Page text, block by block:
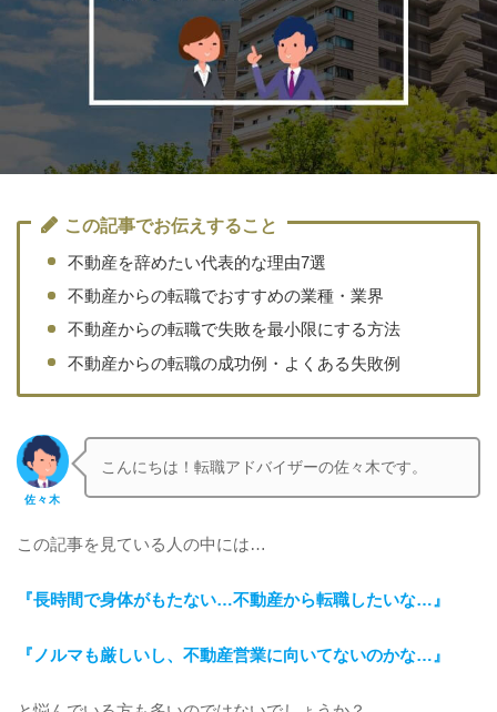
この記事でお伝えすること
不動産を辞めたい代表的な理由7選
不動産からの転職でおすすめの業種・業界
不動産からの転職で失敗を最小限にする方法
不動産からの転職の成功例・よくある失敗例
佐々木
こんにちは！転職アドバイザーの佐々木です。
この記事を見ている人の中には…
『長時間で身体がもたない…不動産から転職したいな…』
『ノルマも厳しいし、不動産営業に向いてないのかな…』